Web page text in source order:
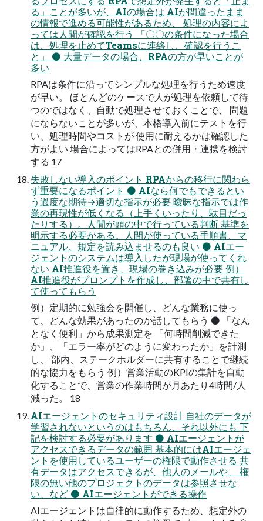
る」ことが多いが、AIの場合は AIが間違ったまま
の情報で進める可能性があるため、 処理の内容によ
っては人間が確認を行う 「〇〇の条件になった場合
は、処理を止めてTeamsに連絡し、確認を行うこ
と」 ⚫ 大量データの場合、RPAの方が早いことが
多い
RPAは条件に沿ってシンプルな処理を行うため速度
が早い。 ほとんどのケースで人が処理を依頼して待
つのではなく、自動で処理させておくことで、 問題
にならないことが多いが、本格導入前にテストを行
い、処理時間やコストが 使用に耐えるかは確認した
方がよい 場合によってはRPAとの併用・連携を検討
する 17
失敗しない導入のポイント RPAからの移行に関わら
ず重要になるポイント ⚫ AIなら何でもできるとい
う過度な期待→適切な指示が必要 曖昧な指示では作
業の再現性が低くなる（上手くいったり、駄目だっ
たりする）。人間が頭の中で行っている判断 基準を
明示する必要がある。人間が使っている手順書、マ
ニュアル、規定を読み込ませるのも良い ⚫ AIエー
ジェントのシステムは導入したが現場が使ってくれ
ない AI推進役を置き、現場の巻き込みが必要 例）
AI推進役がプロンプトを作成し、部署の中で共有し
て使ってもらう
例）定期的に勉強会を開催し、どんな業務に使っ
て、どんな効果があったのか話してもらう ⚫ 「なん
となく便利」から成果測定を 「何時間削減できた
か」、「エラー率がどのように変わったか」を計測
し、 部内、ステークホルダーに共有することで継続
的な協力をもらう 例）営業活動のKPIの集計を自動
化することで、営業の作業時間が月あたり4時間/人
減った。 18
AIエージェントのセキュリティ設計 自社のデータが
学習されないというのはもちろん、それ以外にも 下
記を検討する必要があります ⚫ AIエージェントが
アクセスできるデータの範囲 基本的にはAIエージェ
ントを使用しているユーザーの権限で動作させる 共
有データはアクセスできるが、他人のメールや、 権
限の無い他のプロジェクトのデータは参照させな
い、など ⚫ AIエージェントができる操作
AIエージェントは自律的に動作するため、想定外の